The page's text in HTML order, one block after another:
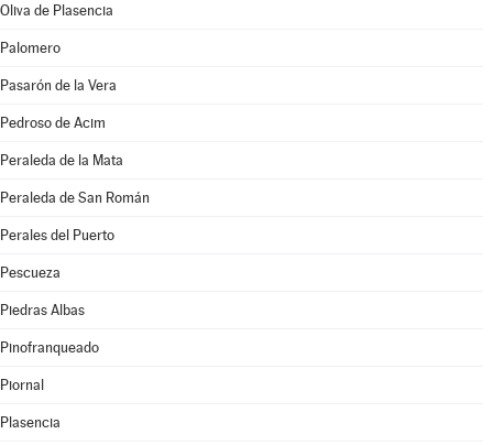
Oliva de Plasencia
Palomero
Pasarón de la Vera
Pedroso de Acim
Peraleda de la Mata
Peraleda de San Román
Perales del Puerto
Pescueza
Piedras Albas
Pinofranqueado
Piornal
Plasencia